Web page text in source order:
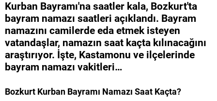
Kurban Bayramı'na saatler kala, Bozkurt'ta
bayram namazı saatleri açıklandı. Bayram
namazını camilerde eda etmek isteyen
vatandaşlar, namazın saat kaçta kılınacağını
araştırıyor. İşte, Kastamonu ve ilçelerinde
bayram namazı vakitleri…
Bozkurt​ Kurban Bayramı Namazı Saat Kaçta?